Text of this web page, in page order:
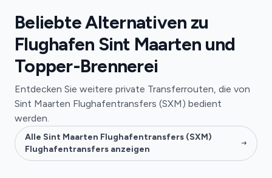
Beliebte Alternativen zu
Flughafen Sint Maarten und
Topper-Brennerei
Entdecken Sie weitere private Transferrouten, die von
Sint Maarten Flughafentransfers (SXM) bedient
werden.
Alle Sint Maarten Flughafentransfers (SXM)
Flughafentransfers anzeigen